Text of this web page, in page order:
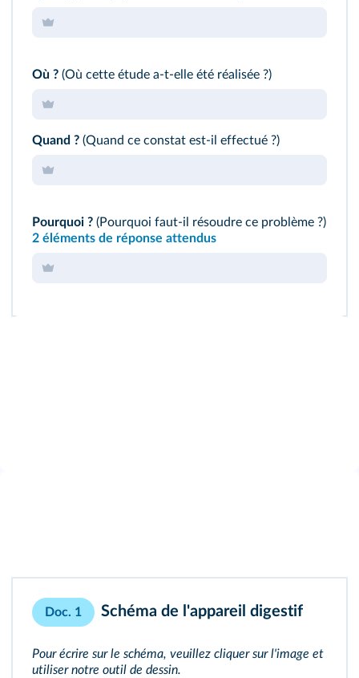
Où ? (Où cette étude a‑t‑elle été réalisée ?)
Quand ? (Quand ce constat est‑il effectué ?)
Pourquoi ? (Pourquoi faut‑il résoudre ce problème ?)
2 éléments de réponse attendus
Doc. 1 Schéma de l'appareil digestif
Pour écrire sur le schéma, veuillez cliquer sur l'image et
utiliser notre outil de dessin.